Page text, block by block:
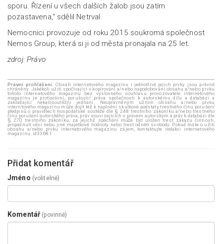
sporu. Řízení u všech dalších žalob jsou zatím
pozastavena,“ sdělil Netrval.
Nemocnici provozuje od roku 2015 soukromá společnost
Nemos Group, která si ji od města pronajala na 25 let.
zdroj: Právo
Právní prohlášení: Obsah internetového magazínu i jednotlivé jejich prvky jsou právně
chráněny. Jakékoli užití spočívající v kopírování a/nebo napodobování obsahu a/nebo prvku
tohoto internetového magazínu bez výslovného souhlasu provozovatele internetového
magazínu je protiprávní, porušující práva společnosti k autorskému dílu a databázi a
zakládající nekalosoutěžní jednání. Neoprávněným užitím obsahu a/nebo prvku
interntového magazínu může dojít též k naplnění skutkové podstaty trestného činu porušení
předpisů o pravidlech hospodářské soutěže dle § 248 trestního zákoníku a/nebo trestného
činu porušení autorského práva, práv souvisejících s právem autorským a práv k databázi dle
§ 270 trestního zákoníku, za jejichž spáchání může být uložen trest zákazu činnosti,
propadnutí věci nebo jiné majetkové hodnoty nebo trest odnětí svobody. Pokud máte o užití
obsahu a/nebo prvku internetového magazínu zájem, kontaktujte redakci internetového
magazínu. id33681
Přidat komentář
Jméno (volitelně)
Komentář (povinně)